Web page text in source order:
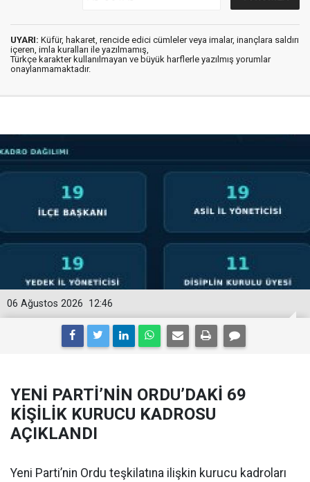
UYARI: Küfür, hakaret, rencide edici cümleler veya imalar, inançlara saldırı
içeren, imla kuralları ile yazılmamış,
Türkçe karakter kullanılmayan ve büyük harflerle yazılmış yorumlar
onaylanmamaktadır.
12:46
06 Ağustos 2026
YENİ PARTİ’NİN ORDU’DAKİ 69
KİŞİLİK KURUCU KADROSU
AÇIKLANDI
Yeni Parti’nin Ordu teşkilatına ilişkin kurucu kadroları